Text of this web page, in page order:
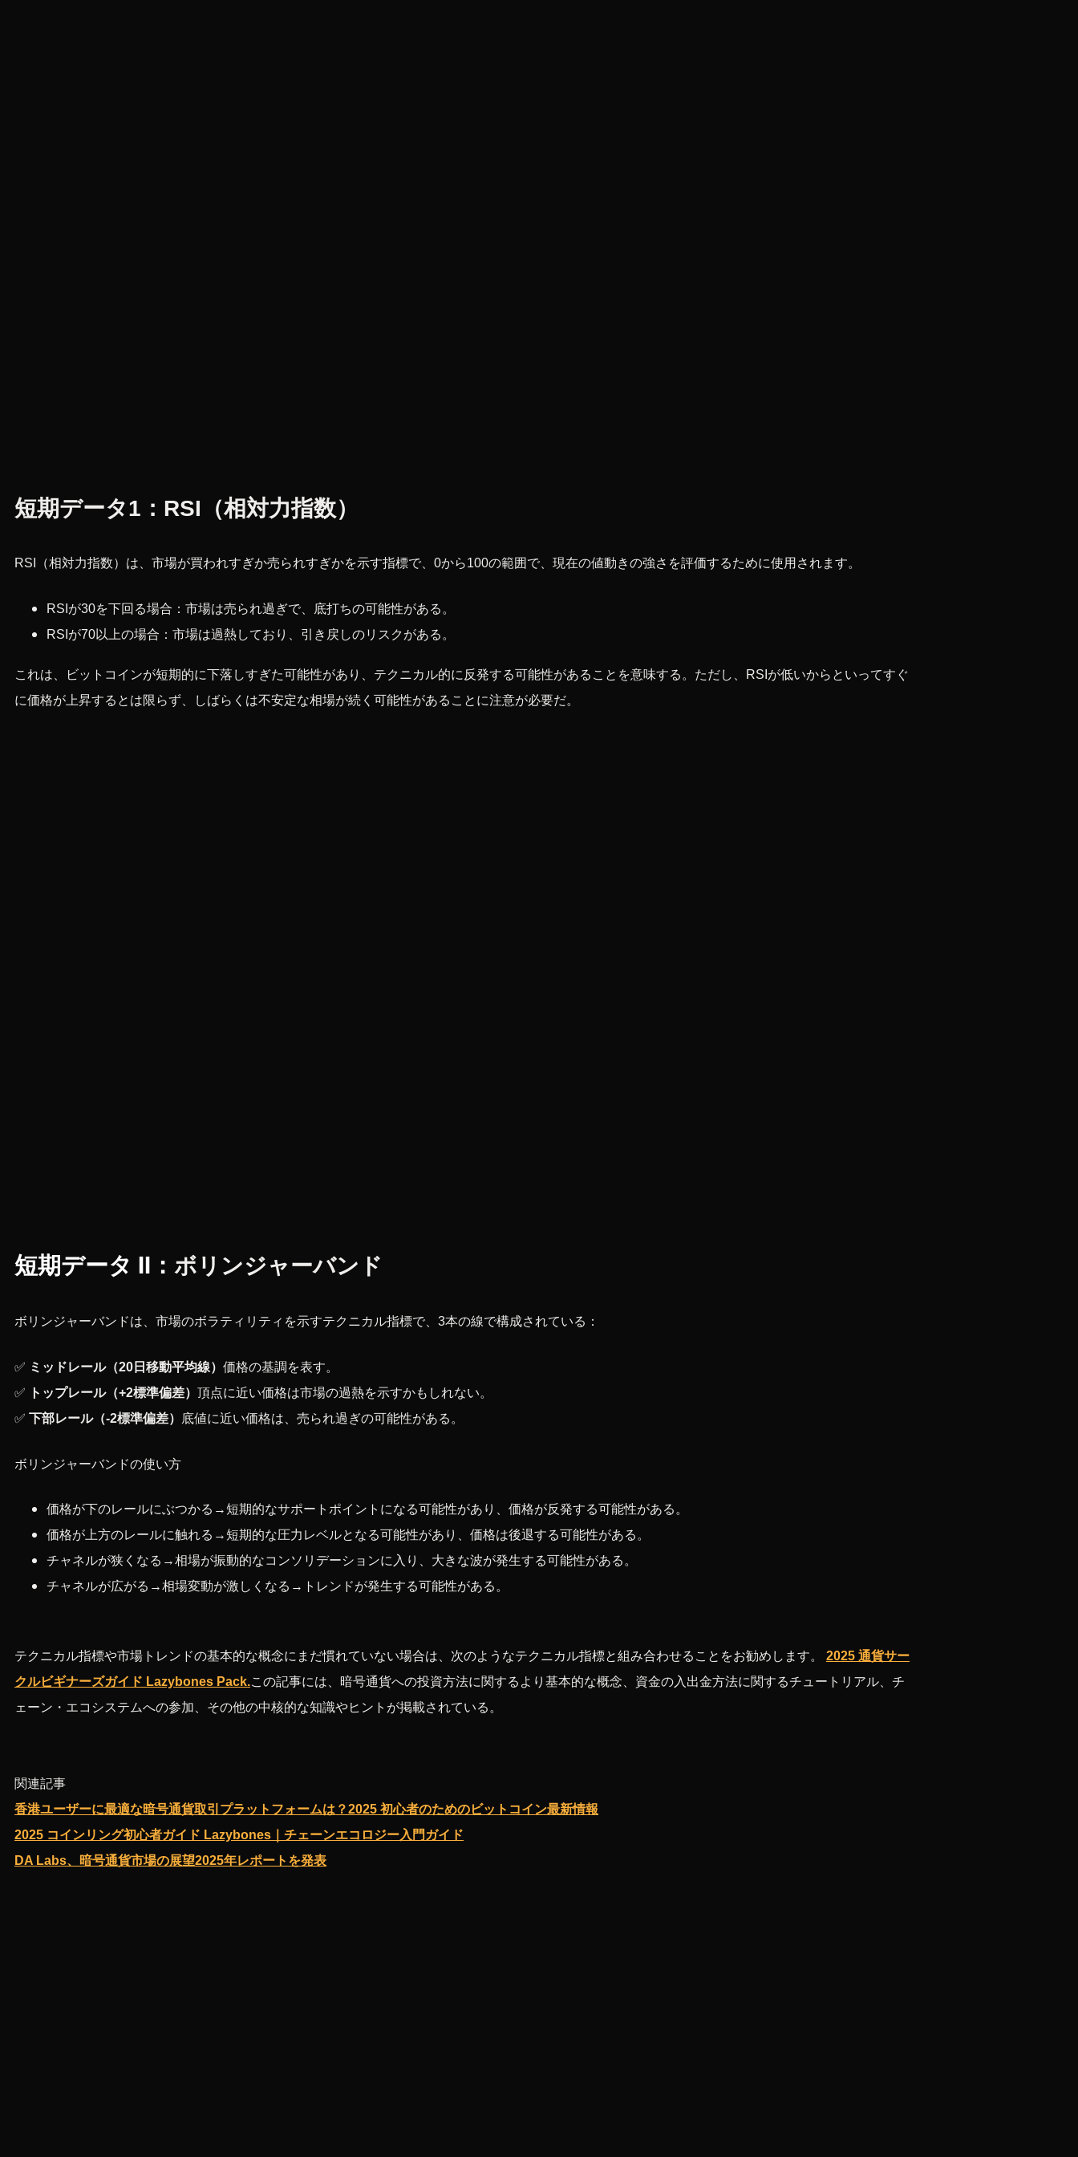
短期データ1：RSI（相対力指数）
RSI（相対力指数）は、市場が買われすぎか売られすぎかを示す指標で、0から100の範囲で、現在の値動きの強さを評価するために使用されます。
RSIが30を下回る場合：市場は売られ過ぎで、底打ちの可能性がある。
RSIが70以上の場合：市場は過熱しており、引き戻しのリスクがある。
これは、ビットコインが短期的に下落しすぎた可能性があり、テクニカル的に反発する可能性があることを意味する。ただし、RSIが低いからといってすぐ
に価格が上昇するとは限らず、しばらくは不安定な相場が続く可能性があることに注意が必要だ。
短期データ II： ボリンジャーバンド
ボリンジャーバンドは、市場のボラティリティを示すテクニカル指標で、3本の線で構成されている：
✅ ミッドレール（20日移動平均線） 価格の基調を表す。
✅ トップレール（+2標準偏差） 頂点に近い価格は市場の過熱を示すかもしれない。
✅ 下部レール（-2標準偏差） 底値に近い価格は、売られ過ぎの可能性がある。
ボリンジャーバンドの使い方
価格が下のレールにぶつかる→短期的なサポートポイントになる可能性があり、価格が反発する可能性がある。
価格が上方のレールに触れる→短期的な圧力レベルとなる可能性があり、価格は後退する可能性がある。
チャネルが狭くなる→相場が振動的なコンソリデーションに入り、大きな波が発生する可能性がある。
チャネルが広がる→相場変動が激しくなる→トレンドが発生する可能性がある。
テクニカル指標や市場トレンドの基本的な概念にまだ慣れていない場合は、次のようなテクニカル指標と組み合わせることをお勧めします。 2025 通貨サー
クルビギナーズガイド Lazybones Pack.この記事には、暗号通貨への投資方法に関するより基本的な概念、資金の入出金方法に関するチュートリアル、チ
ェーン・エコシステムへの参加、その他の中核的な知識やヒントが掲載されている。
関連記事
香港ユーザーに最適な暗号通貨取引プラットフォームは？2025 初心者のためのビットコイン最新情報
2025 コインリング初心者ガイド Lazybones｜チェーンエコロジー入門ガイド
DA Labs、暗号通貨市場の展望2025年レポートを発表